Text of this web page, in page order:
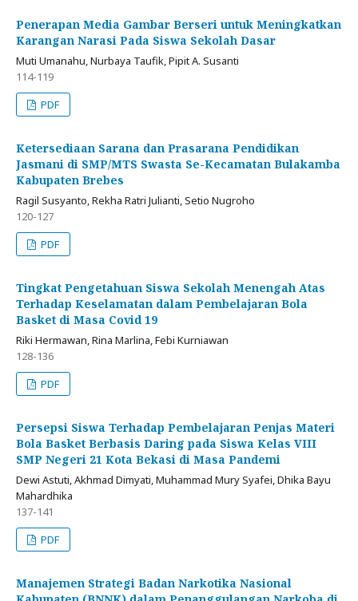
Penerapan Media Gambar Berseri untuk Meningkatkan
Karangan Narasi Pada Siswa Sekolah Dasar
Muti Umanahu, Nurbaya Taufik, Pipit A. Susanti
114-119
PDF
Ketersediaan Sarana dan Prasarana Pendidikan
Jasmani di SMP/MTS Swasta Se-Kecamatan Bulakamba
Kabupaten Brebes
Ragil Susyanto, Rekha Ratri Julianti, Setio Nugroho
120-127
PDF
Tingkat Pengetahuan Siswa Sekolah Menengah Atas
Terhadap Keselamatan dalam Pembelajaran Bola
Basket di Masa Covid 19
Riki Hermawan, Rina Marlina, Febi Kurniawan
128-136
PDF
Persepsi Siswa Terhadap Pembelajaran Penjas Materi
Bola Basket Berbasis Daring pada Siswa Kelas VIII
SMP Negeri 21 Kota Bekasi di Masa Pandemi
Dewi Astuti, Akhmad Dimyati, Muhammad Mury Syafei, Dhika Bayu
Mahardhika
137-141
PDF
Manajemen Strategi Badan Narkotika Nasional